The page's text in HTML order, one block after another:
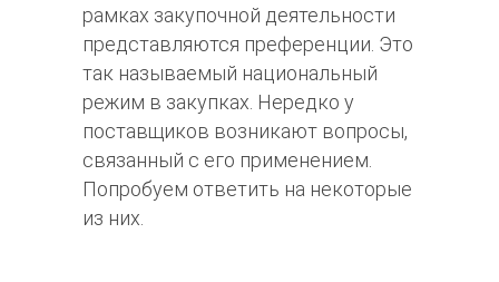
рамках закупочной деятельности
представляются преференции. Это
так называемый национальный
режим в закупках. Нередко у
поставщиков возникают вопросы,
связанный с его применением.
Попробуем ответить на некоторые
из них.